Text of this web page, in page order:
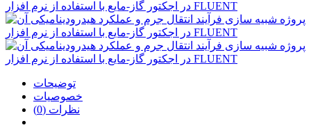
توضیحات
خصوصیات
نظرات (0)